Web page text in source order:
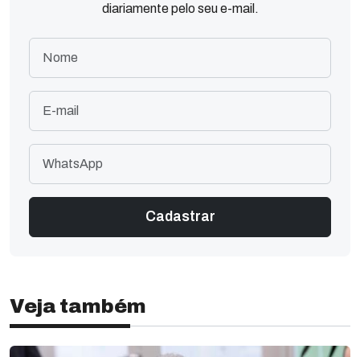
diariamente pelo seu e-mail.
Veja também